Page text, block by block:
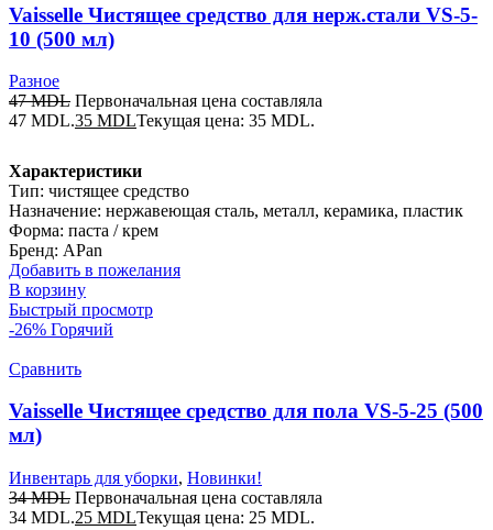
Vaisselle Чистящее средство для нерж.стали VS-5-
10 (500 мл)
Разное
47MDL Первоначальная цена составляла
47 MDL.35 MDLТекущая цена: 35 MDL.
Характеристики
Тип: чистящее средство
Назначение: нержавеющая сталь, металл, керамика, пластик
Форма: паста / крем
Бренд: APan
Добавить в пожелания
В корзину
Быстрый просмотр
-26% Горячий
Сравнить
Vaisselle Чистящее средство для пола VS-5-25 (500
мл)
Инвентарь для уборки, Новинки!
34MDL Первоначальная цена составляла
34 MDL.25 MDLТекущая цена: 25 MDL.